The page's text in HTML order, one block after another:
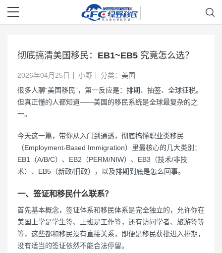
彻底搞清美国移民：EB1~EB5 究竟怎么选？
2026年04月25日 小野 分类： 美国
很多人聊“美国移民”，第一反应是：排期、抽签、全球征税。
但真正懂的人都知道——美国的移民系统是全球最复杂的之
一。
今天这一篇，带你从入门到通透，彻底搞懂职业类移民
（Employment-Based Immigration）里最核心的几大类别：
EB1（A/B/C）、EB2（PERM/NIW）、EB3（技术/非技
术）、EB5（新政/旧政），以及排期到底是怎么回事。
一、签证和移民什么联系？
首先基本概念，签证体系和移民体系是完全独立的，允许你在
美国上学是学生签、上班是工作签，还有访问学者、旅游签等
等，这些都和移民没有直接关系，即便是移民获批进入排期，
没有适当的签证依然不能合法停留。